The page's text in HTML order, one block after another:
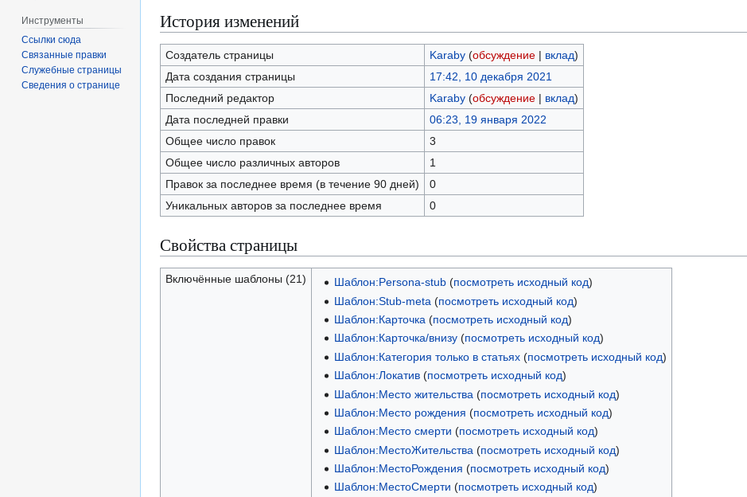
История изменений
Создатель страницы Karaby (обсуждение| вклад)
Дата создания страницы
17:42, 10 декабря 2021
Последний редактор
Karaby (обсуждение| вклад)
Дата последней правки
06:23, 19 января 2022
Общее число правок
3
Общее число различных авторов
1
Правок за последнее время (в течение 90 дней)
0
Уникальных авторов за последнее время
0
Свойства страницы
Включённые шаблоны (21) Шаблон:Persona-stub(посмотреть исходный код)
Шаблон:Stub-meta (посмотреть исходный код)
Шаблон:Карточка (посмотреть исходный код)
Шаблон:Карточка/внизу(посмотреть исходный код)
Шаблон:Категория только в статьях(посмотреть исходный код)
Шаблон:Локатив(посмотреть исходный код)
Шаблон:Место жительства (посмотреть исходный код)
Шаблон:Место рождения (посмотреть исходный код)
Шаблон:Место смерти (посмотреть исходный код)
Шаблон:МестоЖительства (посмотреть исходный код)
Шаблон:МестоРождения (посмотреть исходный код)
Шаблон:МестоСмерти (посмотреть исходный код)
Инструменты
Ссылки сюда
Связанные правки
Служебные страницы
Сведения о странице